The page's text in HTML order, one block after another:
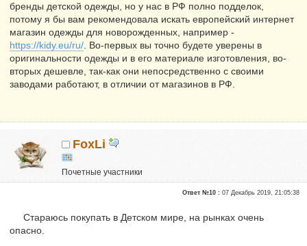
бренды детской одежды, но у нас в РФ полно подделок,
потому я бы вам рекомендовала искать европейский интернет
магазин одежды для новорожденных, например -
https://kidy.eu/ru/. Во-первых вы точно будете уверены в
оригинальности одежды и в его материале изготовления, во-
вторых дешевле, так-как они непосредственно с своими
заводами работают, в отличии от магазинов в РФ.
FoxLi
Почетные участники
Ответ №10 :07 Декабрь 2019, 21:05:38
Стараюсь покупать в Детском мире, на рынках очень
опасно.